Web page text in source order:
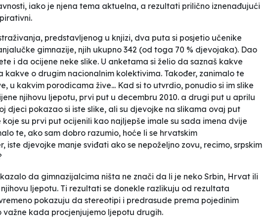
iako je njena tema aktuelna, a rezultati prilično iznenađujući
predstavljenog u knjizi, dva puta si posjetio učenike
gimnazije, njih ukupno 342 (od toga 70 % djevojaka). Dao
i da ocijene neke slike. U anketama si želio da saznaš kakve
kakve o drugim nacionalnim kolektivima. Također, zanimalo te
u kakvim porodicama žive... Kad si to utvrdio, ponudio si im slike
njihovu ljepotu, prvi put u decembru 2010. a drugi put u aprilu
djeci pokazao si iste slike, ali su djevojke na slikama ovaj put
su prvi put ocijenili kao najljepše imale su sada imena dvije
te, ako sam dobro razumio, hoće li se hrvatskim
iste djevojke manje sviđati ako se nepoželjno zovu, recimo, srpskim
da gimnazijalcima ništa ne znači da li je neko Srbin, Hrvat ili
ljepotu. Ti rezultati se donekle razlikuju od rezultata
pokazuju da stereotipi i predrasude prema pojedinim
važne kada procjenjujemo ljepotu drugih.